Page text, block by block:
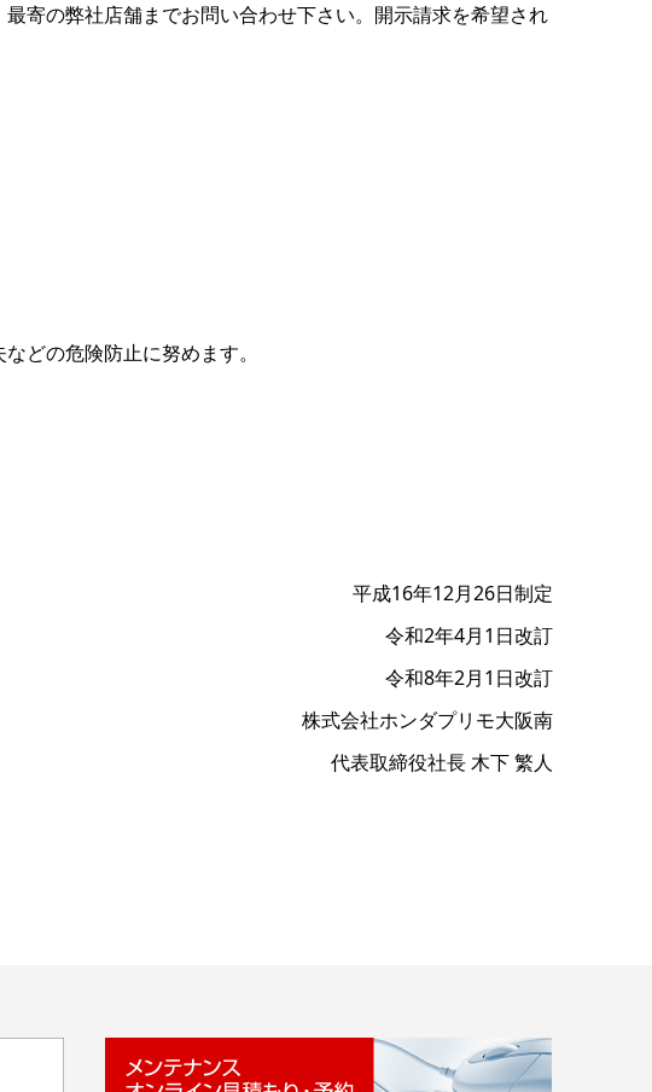
寄の弊社店舗までお問い合わせ下さい。開示請求を希望され
どの危険防止に努めます。
平成16年12月26日制定
令和2年4月1日改訂
令和8年2月1日改訂
株式会社ホンダプリモ大阪南
代表取締役社長 木下 繁人